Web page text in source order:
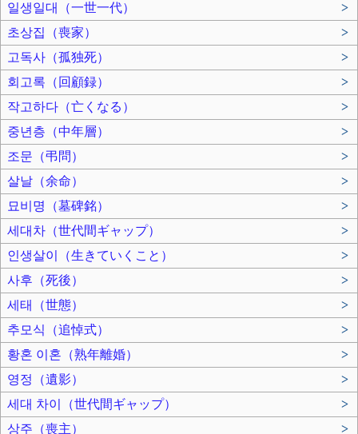
일생일대（一世一代）
>
초상집（喪家）
>
고독사（孤独死）
>
회고록（回顧録）
>
작고하다（亡くなる）
>
중년층（中年層）
>
조문（弔問）
>
살날（余命）
>
묘비명（墓碑銘）
>
세대차（世代間ギャップ）
>
인생살이（生きていくこと）
>
사후（死後）
>
세태（世態）
>
추모식（追悼式）
>
황혼 이혼（熟年離婚）
>
영정（遺影）
>
세대 차이（世代間ギャップ）
>
상주（喪主）
>